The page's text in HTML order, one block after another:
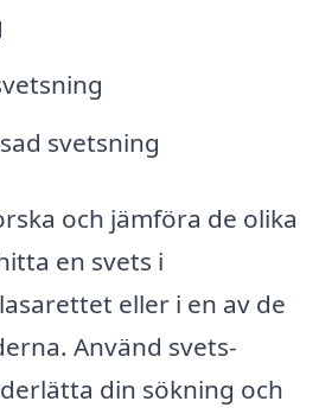
svetsning
och jämföra de olika
en svets i
eller i en av de
Använd svets-
din sökning och